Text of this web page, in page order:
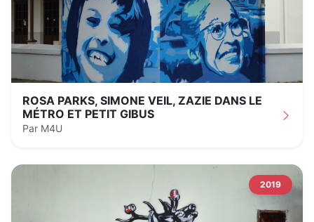
ROSA PARKS, SIMONE VEIL, ZAZIE DANS LE
MÉTRO ET PETIT GIBUS
Par M4U
2019